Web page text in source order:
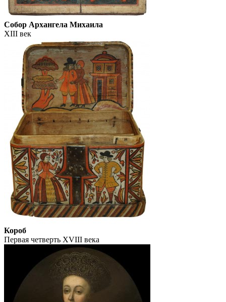
Собор Архангела Михаила
XIII век
Короб
Первая четверть XVIII века